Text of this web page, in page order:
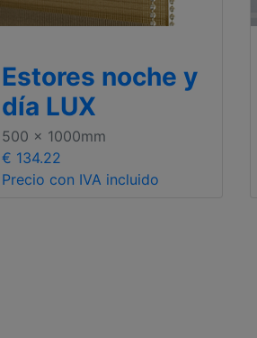
Estores noche y
día LUX
500 x 1000mm
€ 134.22
Precio con IVA incluido